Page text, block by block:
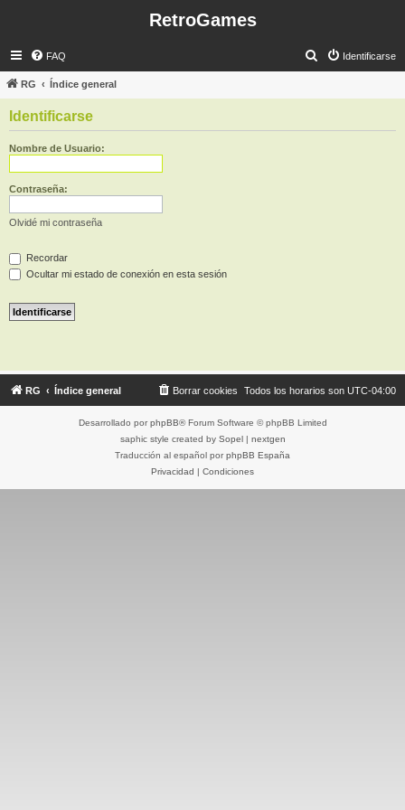
RetroGames
FAQ Identificarse
s
RG Índice general
Identificarse
Nombre de Usuario:
Contraseña:
Olvidé mi contraseña
Recordar
Ocultar mi estado de conexión en esta sesión
RG Índice general Todos los horarios son UTC-04:00
Borrar cookies
Desarrollado por phpBB® Forum Software © phpBB Limited
saphic style created by Sopel| nextgen
Traducción al español por phpBB España
Privacidad | Condiciones